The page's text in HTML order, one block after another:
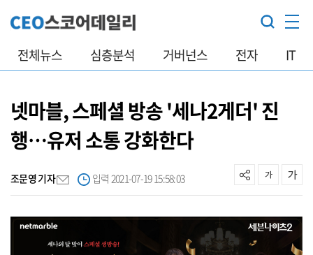
전체뉴스 심층분석 거버넌스 전자 IT
넷마블, 스페셜 방송 '세나2게더' 진
행…유저 소통 강화한다
조문영 기자 입력 2021-07-19 15:58:03